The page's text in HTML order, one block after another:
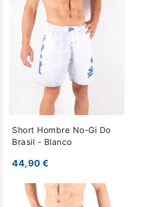
Short Hombre No-Gi Do
Brasil - Blanco
44,90 €